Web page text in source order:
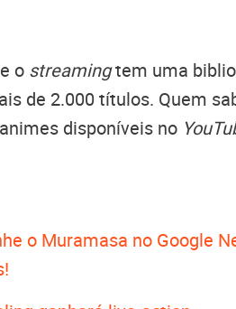
o streamingtem uma
de 2.000 títulos. Quem
disponíveis no
o Muramasa no Google